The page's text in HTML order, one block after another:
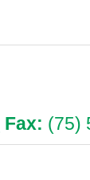
Fax: (75)